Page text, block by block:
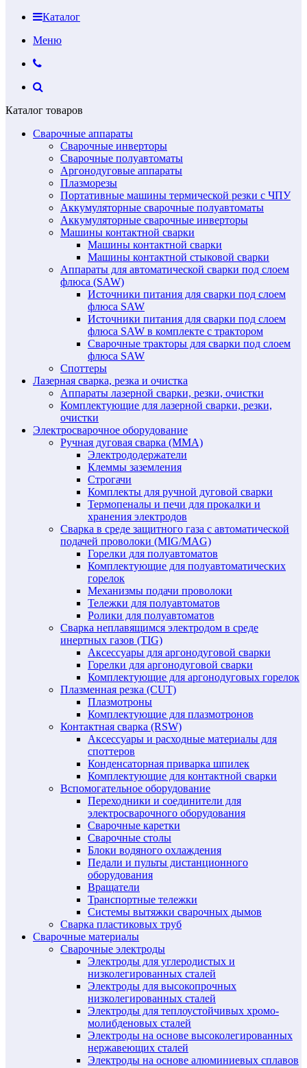
Каталог
Меню
Каталог товаров
Сварочные аппараты
Сварочные инверторы
Сварочные полуавтоматы
Аргонодуговые аппараты
Плазморезы
Портативные машины термической резки с ЧПУ
Аккумуляторные сварочные полуавтоматы
Аккумуляторные сварочные инверторы
Машины контактной сварки
Машины контактной сварки
Машины контактной стыковой сварки
Аппараты для автоматической сварки под слоем
флюса (SAW)
Источники питания для сварки под слоем
флюса SAW
Источники питания для сварки под слоем
флюса SAW в комплекте с трактором
Сварочные тракторы для сварки под слоем
флюса SAW
Споттеры
Лазерная сварка, резка и очистка
Аппараты лазерной сварки, резки, очистки
Комплектующие для лазерной сварки, резки,
очистки
Электросварочное оборудование
Ручная дуговая сварка (MMA)
Электрододержатели
Клеммы заземления
Строгачи
Комплекты для ручной дуговой сварки
Термопеналы и печи для прокалки и
хранения электродов
Сварка в среде защитного газа с автоматической
подачей проволоки (MIG/MAG)
Горелки для полуавтоматов
Комплектующие для полуавтоматических
горелок
Механизмы подачи проволоки
Тележки для полуавтоматов
Ролики для полуавтоматов
Сварка неплавящимся электродом в среде
инертных газов (TIG)
Аксессуары для аргонодуговой сварки
Горелки для аргонодуговой сварки
Комплектующие для аргонодуговых горелок
Плазменная резка (CUT)
Плазмотроны
Комплектующие для плазмотронов
Контактная сварка (RSW)
Аксессуары и расходные материалы для
споттеров
Конденсаторная приварка шпилек
Комплектующие для контактной сварки
Вспомогательное оборудование
Переходники и соединители для
электросварочного оборудования
Сварочные каретки
Сварочные столы
Блоки водяного охлаждения
Педали и пульты дистанционного
оборудования
Вращатели
Транспортные тележки
Системы вытяжки сварочных дымов
Сварка пластиковых труб
Сварочные материалы
Сварочные электроды
Электроды для углеродистых и
низколегированных сталей
Электроды для высокопрочных
низколегированных сталей
Электроды для теплоустойчивых хромо-
молибденовых сталей
Электроды на основе высоколегированных
нержавеющих сталей
Электроды на основе алюминиевых сплавов